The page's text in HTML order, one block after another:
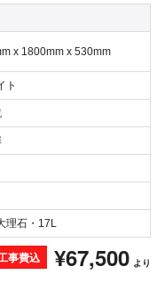
x 1800mm x 530mm
ト
理石・17L
事費込 ¥67,500 より